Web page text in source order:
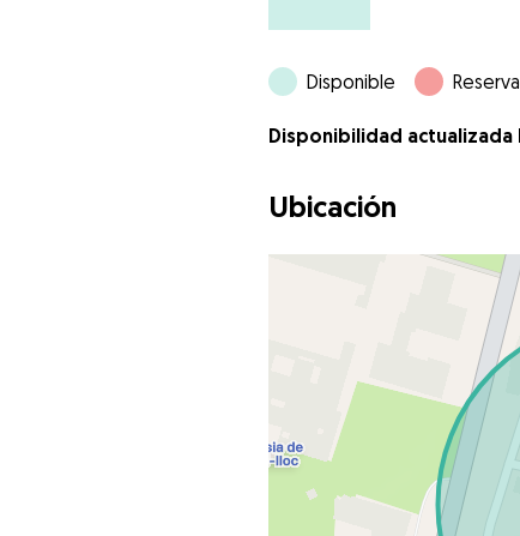
Disponible
Disponibilidad actualizada
Ubicación